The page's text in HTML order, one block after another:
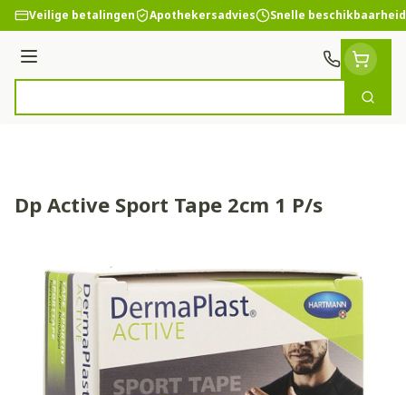
Ga naar de inhoud
Veilige betalingen Apothekersadvies Snelle beschikbaarheid
Menu
Zoek
Dp Active Sport Tape 2cm 1 P/s